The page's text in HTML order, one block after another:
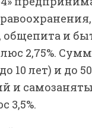
и
2,75%.
10 лет) и до
и
3,5%.